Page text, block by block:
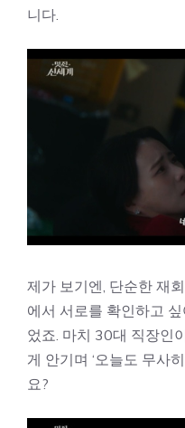
니다.
제가 보기엔, 단순한 재
에서 서로를 확인하고
었죠. 마치 30대 직장인
게 안기며 ‘오늘도 무사
요?